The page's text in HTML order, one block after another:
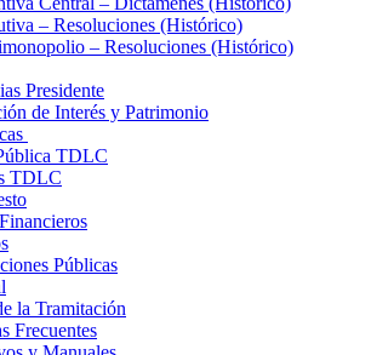
– Resoluciones (Histórico)
– Resoluciones (Histórico)
Presidente
de Interés y Patrimonio
TDLC
TDLC
Públicas
la Tramitación
Frecuentes